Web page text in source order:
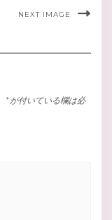
NEXT IMAGE
* が付いている欄は必